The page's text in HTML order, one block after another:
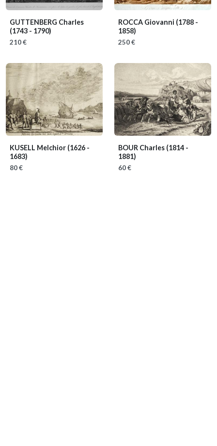
GUTTENBERG Charles
(1743 - 1790)
210 €
ROCCA Giovanni (1788 -
1858)
250 €
KUSELL Melchior (1626 -
1683)
80 €
BOUR Charles (1814 -
1881)
60 €